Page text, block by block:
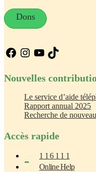
Dons
Facebook
Instagram
YouTube
TikTok
Nouvelles
Le service d’aide
Rapport annual 2025
Recherche de
Accès rapide
1 1 6 1 1 1
Online Help